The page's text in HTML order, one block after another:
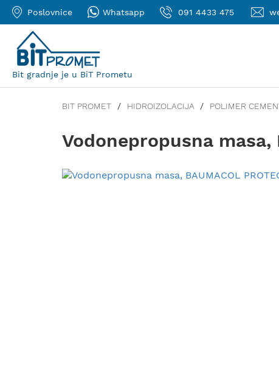
Poslovnice Whatsapp 091 4433 475
Bit gradnje je u BiT Prometu
BIT PROMET HIDROIZOLACIJA POLIMER
Vodonepropusna masa,